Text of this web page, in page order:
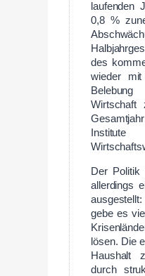
laufenden
0,8 %
des
wieder mit
Wirtschaft
Der
allerdings
gebe es
lösen. Die
Haushalt
durch